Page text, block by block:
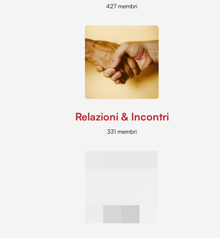
427 membri
Relazioni & Incontri
331 membri